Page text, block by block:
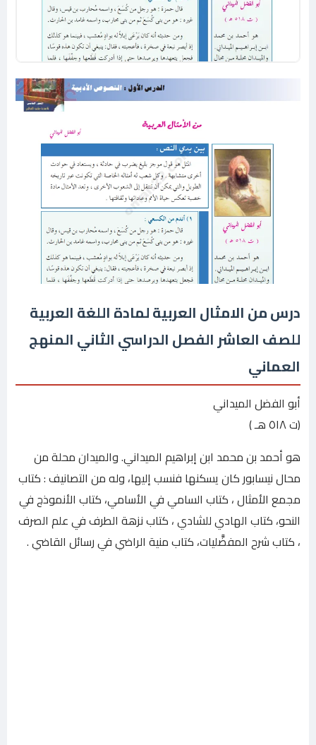
درس من الامثال العربية لمادة اللغة العربية
للصف العاشر الفصل الدراسي الثاني المنهج
العماني
أبو الفضل الميداني
(ت ٥١٨ هـ )
هو أحمد بن محمد ابن إبراهيم الميداني. والميدان محلة من
محال نیسابور کان يسكنها فنسب إليها، وله من التصانيف : كتاب
مجمع الأمثال ، كتاب السامي في الأسامي، كتاب الأنموذج في
النحو، كتاب الهادي للشادي ، كتاب نزهة الطرف في علم الصرف
، كتاب شرح المفضَّليات، كتاب منية الراضي في رسائل القاضي .